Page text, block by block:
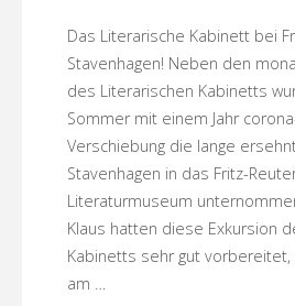
Das Literarische Kabinett bei
Stavenhagen! Neben den
des Literarischen Kabinetts
Sommer mit einem Jahr
Verschiebung die lange
Stavenhagen in das Fritz-
Literaturmuseum
Klaus hatten diese Exkursion
Kabinetts sehr gut
am …